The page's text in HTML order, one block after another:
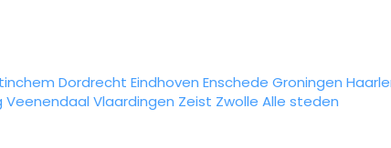
Dordrecht Eindhoven Enschede Groningen
Veenendaal Vlaardingen Zeist Zwolle Alle steden